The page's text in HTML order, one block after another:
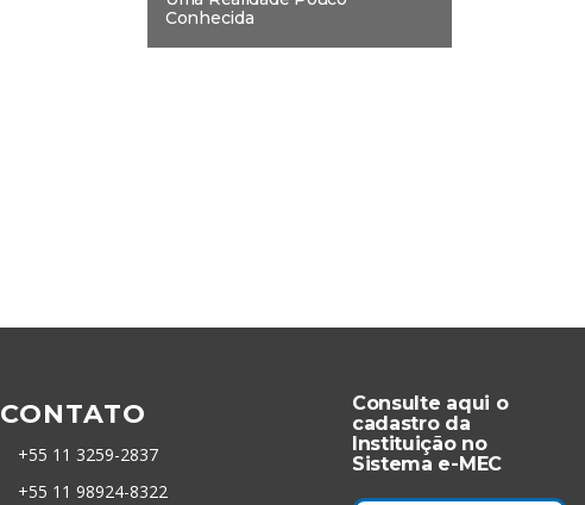
Conhecida
CONTATO
+55 11 3259-2837
+55 11 98924-8322
Consulte aqui o
cadastro da
Instituição no
Sistema e-MEC